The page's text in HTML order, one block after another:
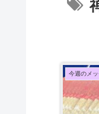
今週のメ